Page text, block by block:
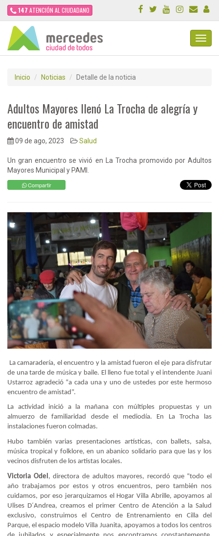
147 ATENCIÓN AL CIUDADANO
Inicio Noticias Detalle de la noticia
Adultos Mayores llenó La Trocha de alegría y
encuentro de amistad
09 de ago, 2023 Salud
Un gran encuentro se vivió en La Trocha promovido por Adultos
Mayores Municipal y PAMI.
Compartir
La camaradería, el encuentro y la amistad fueron el eje para disfrutar
de una tarde de música y baile. El lleno fue total y el intendente Juani
Ustarroz agradeció “a cada una y uno de ustedes por este hermoso
encuentro de amistad”.
La actividad inició a la mañana con múltiples propuestas y un
almuerzo de familiaridad desde el mediodía. En La Trocha las
instalaciones fueron colmadas.
Hubo también varias presentaciones artísticas, con ballets, salsa,
música tropical y folklore, en un abanico solidario para que las y los
vecinos disfruten de los artistas locales.
Victoria Odel , directora de adultos mayores, recordó que “todo el
año trabajamos por estos y otros encuentros, pero también nos
cuidamos, por eso jerarquizamos el Hogar Villa Abrille, apoyamos al
Ulises D´Andrea, creamos el primer Centro de Atención a la Salud
exclusivo, construimos el Centro de Entrenamiento en Cilla del
Parque, el espacio modelo Villa Juanita, apoyamos a todos los centros